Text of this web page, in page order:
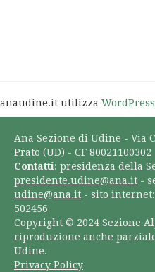
anaudine.it utilizza WordPress
Ana Sezione di Udine - Via
Prato (UD) - CF 80021100302
Contatti: presidenza della
presidente.udine@ana.it -
udine@ana.it - sito internet:
502456
Copyright © 2024 Sezione
riproduzione anche
Udine.
Privacy Policy